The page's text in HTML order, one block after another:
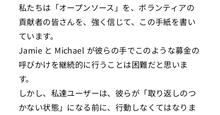
私たちは「オープンソース」を、ボランティアの
貢献者の皆さんを、強く信じて、この手紙を書い
ています。
Jamie と Michael が彼らの手でこのような募金の
呼びかけを継続的に行うことは困難だと思いま
す。
しかし、私達ユーザーは、彼らが「取り返しのつ
かない状態」になる前に、行動しなくてはなりま